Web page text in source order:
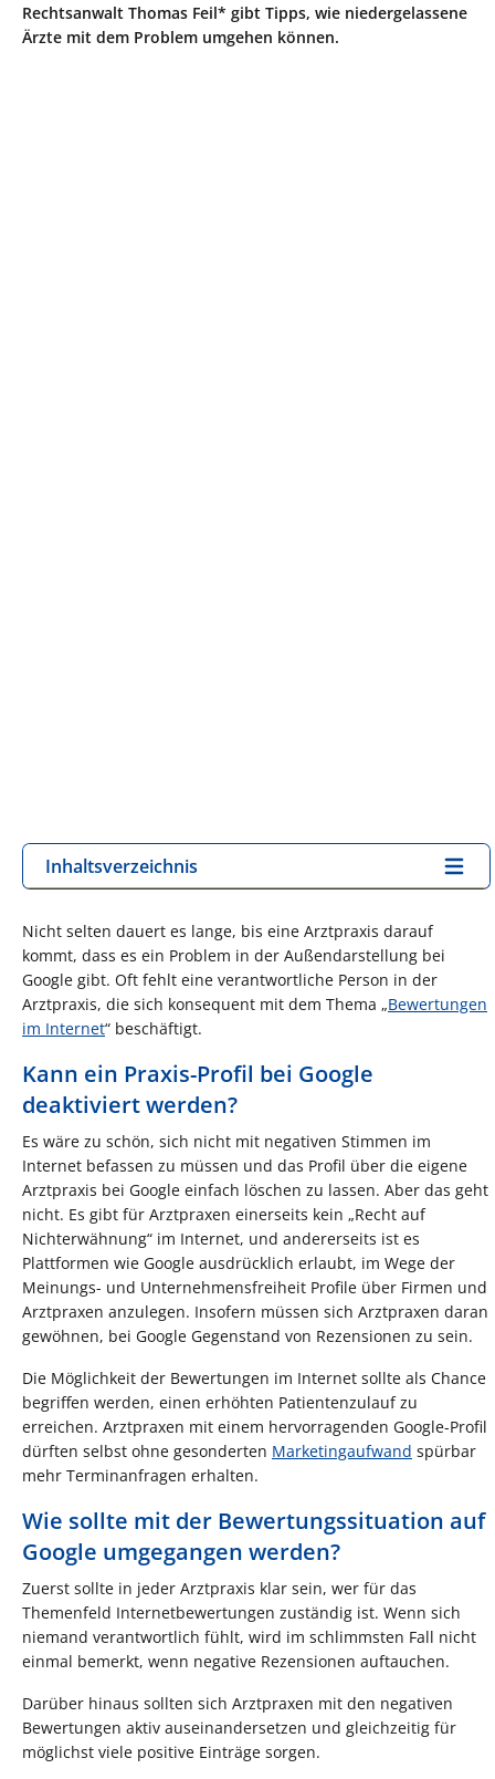
Rechtsanwalt Thomas Feil* gibt Tipps, wie niedergelassene
Ärzte mit dem Problem umgehen können.
Inhaltsverzeichnis
Nicht selten dauert es lange, bis eine Arztpraxis darauf
kommt, dass es ein Problem in der Außendarstellung bei
Google gibt. Oft fehlt eine verantwortliche Person in der
Arztpraxis, die sich konsequent mit dem Thema „Bewertungen
im Internet“ beschäftigt.
Kann ein Praxis-Profil bei Google
deaktiviert werden?
Es wäre zu schön, sich nicht mit negativen Stimmen im
Internet befassen zu müssen und das Profil über die eigene
Arztpraxis bei Google einfach löschen zu lassen. Aber das geht
nicht. Es gibt für Arztpraxen einerseits kein „Recht auf
Nichterwähnung“ im Internet, und andererseits ist es
Plattformen wie Google ausdrücklich erlaubt, im Wege der
Meinungs- und Unternehmensfreiheit Profile über Firmen und
Arztpraxen anzulegen. Insofern müssen sich Arztpraxen daran
gewöhnen, bei Google Gegenstand von Rezensionen zu sein.
Die Möglichkeit der Bewertungen im Internet sollte als Chance
begriffen werden, einen erhöhten Patientenzulauf zu
erreichen. Arztpraxen mit einem hervorragenden Google-Profil
dürften selbst ohne gesonderten Marketingaufwand spürbar
mehr Terminanfragen erhalten.
Wie sollte mit der Bewertungssituation auf
Google umgegangen werden?
Zuerst sollte in jeder Arztpraxis klar sein, wer für das
Themenfeld Internetbewertungen zuständig ist. Wenn sich
niemand verantwortlich fühlt, wird im schlimmsten Fall nicht
einmal bemerkt, wenn negative Rezensionen auftauchen.
Darüber hinaus sollten sich Arztpraxen mit den negativen
Bewertungen aktiv auseinandersetzen und gleichzeitig für
möglichst viele positive Einträge sorgen.